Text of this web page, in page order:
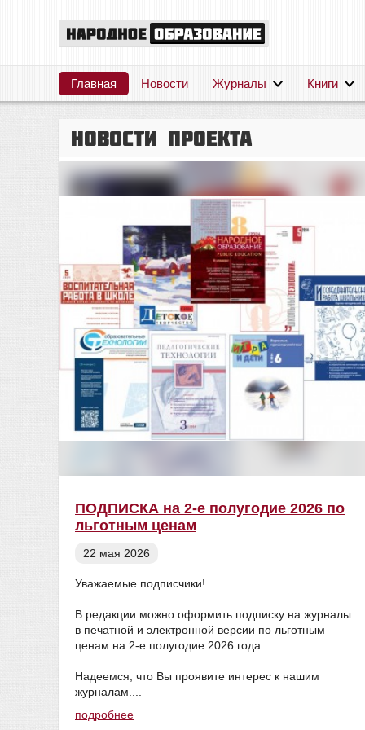
Главная Новости Журналы Книги
Новости проекта
ПОДПИСКА на 2-е полугодие 2026 по
льготным ценам
22 мая 2026
Уважаемые подписчики!
В редакции можно оформить подписку на журналы
в печатной и электронной версии по льготным
ценам на 2-е полугодие 2026 года..
Надеемся, что Вы проявите интерес к нашим
журналам....
подробнее